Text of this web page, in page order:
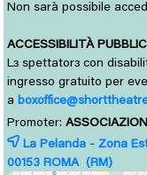
Non sarà possibile
ACCESSIBILITÀ
Lɜ spettatorɜ con
ingresso gratuito per
a
Promoter:
La Pelanda - Zona
00153 ROMA (RM)